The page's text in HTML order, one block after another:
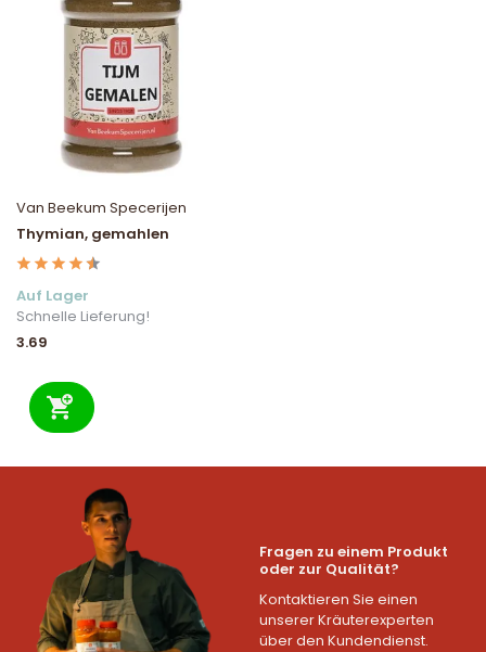
Van Beekum Specerijen
Thymian, gemahlen
Auf Lager
Schnelle Lieferung!
3.69
Fragen zu einem Produkt
oder zur Qualität?
Kontaktieren Sie einen
unserer Kräuterexperten
über den Kundendienst.